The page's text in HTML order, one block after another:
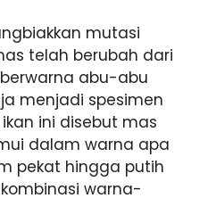
mutasi
telah berubah dari
abu-abu
menjadi spesimen
ini disebut mas
dalam warna apa
pekat hingga putih
warna-